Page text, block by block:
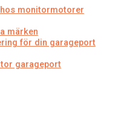
monitormotorer
märken
för din garageport
garageport